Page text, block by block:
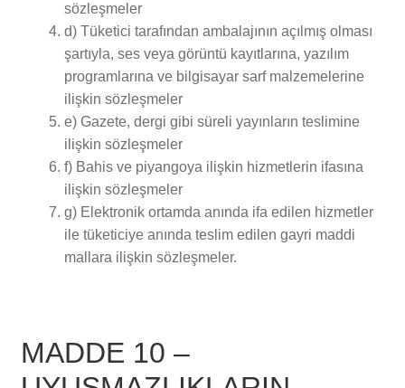
sözleşmeler
d) Tüketici tarafından ambalajının açılmış olması
şartıyla, ses veya görüntü kayıtlarına, yazılım
programlarına ve bilgisayar sarf malzemelerine
ilişkin sözleşmeler
e) Gazete, dergi gibi süreli yayınların teslimine
ilişkin sözleşmeler
f) Bahis ve piyangoya ilişkin hizmetlerin ifasına
ilişkin sözleşmeler
g) Elektronik ortamda anında ifa edilen hizmetler
ile tüketiciye anında teslim edilen gayri maddi
mallara ilişkin sözleşmeler.
MADDE 10 –